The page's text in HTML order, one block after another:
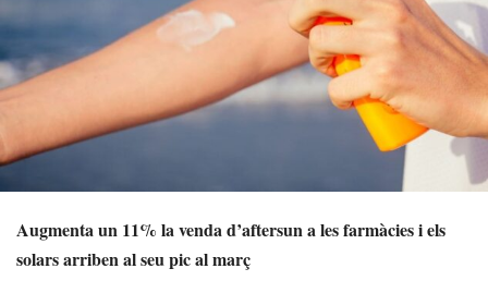
Augmenta un 11% la venda d’aftersun a les farmàcies i els
solars arriben al seu pic al març